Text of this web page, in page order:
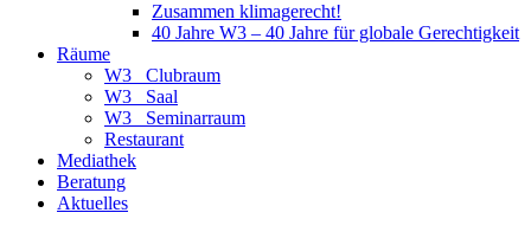
Zusammen klimagerecht!
40 Jahre W3 – 40 Jahre für globale Gerechtigkeit
Räume
W3_ Clubraum
W3_ Saal
W3_ Seminarraum
Restaurant
Mediathek
Beratung
Aktuelles